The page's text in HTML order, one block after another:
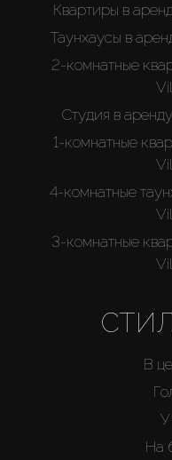
Квартиры в
Таунхаусы в
2-комнатные
Студия в
1-комнатные
4-комнатные
3-комнатные
В
У
На